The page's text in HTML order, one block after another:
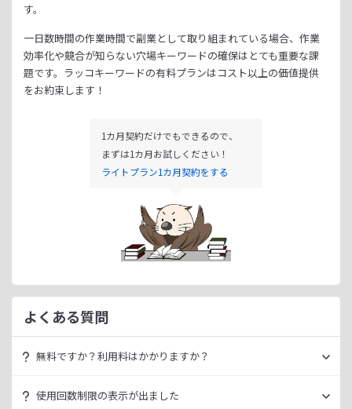
す。
一日数時間の作業時間で副業として取り組まれている場合、 作業
効率化や競合が知らない穴場キーワードの確保はとても重要な課
題です。 ラッコキーワードの有料プランはコスト以上の価値提供
をお約束します！
1カ月契約だけでもできるので、
まずは1カ月お試しください！
ライトプラン1カ月契約をする
よくある質問
無料ですか？利用料はかかりますか？
いきなり課金されるようなことはございませんので、安心し
使用回数制限の表示が出ました